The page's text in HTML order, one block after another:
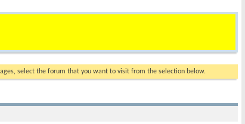
select the forum that you want to visit from the selection below.